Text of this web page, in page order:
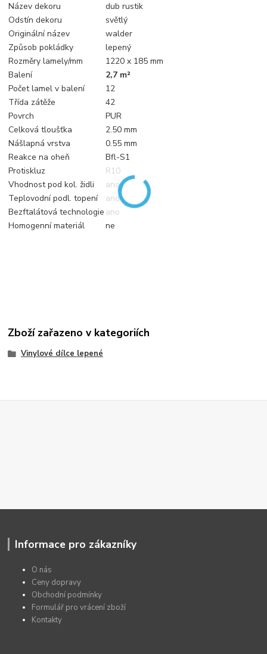
Název dekoru
dub rustik
Odstín dekoru
světlý
Originální název
walder
Způsob pokládky
lepený
Rozměry lamely/mm
1220 x 185 mm
Balení
2,7 m²
Počet lamel v balení
12
Třída zátěže
42
Povrch
PUR
Celková tloušťka
2.50 mm
Nášlapná vrstva
0.55 mm
Reakce na oheň
Bfl-S1
Protiskluz
R10
Vhodnost pod kol. židli
ano
Teplovodní podl. topení
ano
Bezftalátová technologie ano
Homogenní materiál
ne
Zboží zařazeno v kategoriích
Vinylové dílce lepené
Informace pro zákazníky
O nás
Ceny dopravy
Obchodní podmínky
Formulář pro vrácení zboží
Kontakty